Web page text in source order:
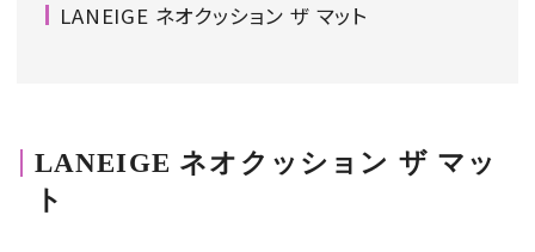
SPUR読者のためのメンバーシッププログラム
ログイン・新規会員登録
LANEIGE ネオクッション ザ マット
LANEIGE ネオクッション ザ マッ
ト